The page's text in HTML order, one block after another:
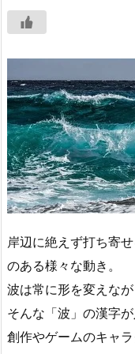
岸辺に絶えず打ち寄
のある様々な動き。
波は常に形を変えな
そんな「波」の漢字
創作やゲームのキャ